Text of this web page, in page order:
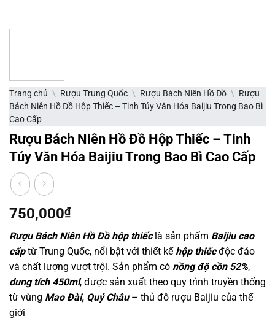
Trang chủ \ Rượu Trung Quốc \ Rượu Bách Niên Hồ Đồ \ Rượu
Bách Niên Hồ Đồ Hộp Thiếc – Tinh Túy Văn Hóa Baijiu Trong Bao Bì
Cao Cấp
Rượu Bách Niên Hồ Đồ Hộp Thiếc – Tinh
Túy Văn Hóa Baijiu Trong Bao Bì Cao Cấp
750,000₫
Rượu Bách Niên Hồ Đồ hộp thiếclà sản phẩm Baijiu cao
cấptừ Trung Quốc, nổi bật với thiết kế hộp thiếcđộc đáo
và chất lượng vượt trội. Sản phẩm có nồng độ cồn 52%,
dung tích 450ml, được sản xuất theo quy trình truyền thống
từ vùng Mao Đài, Quý Châu– thủ đô rượu Baijiu của thế
giới